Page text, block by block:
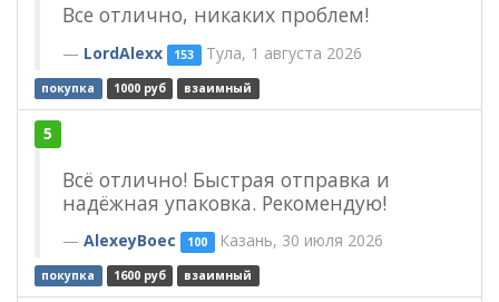
Все отлично, никаких проблем!
LordAlexx 153 Тула, 1 августа 2026
покупка 1000 руб взаимный
5
Всё отлично! Быстрая отправка и
надёжная упаковка. Рекомендую!
AlexeyBoec 100 Казань, 30 июля 2026
покупка 1600 руб взаимный